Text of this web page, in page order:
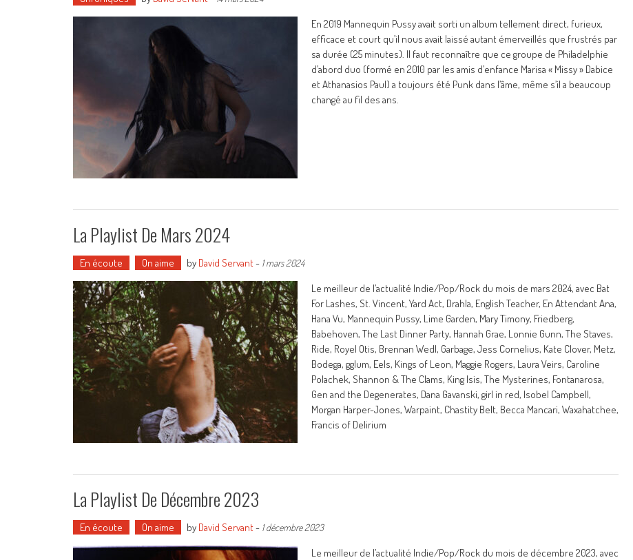
En 2019 Mannequin Pussy avait sorti un album tellement direct, furieux,
efficace et court qu’il nous avait laissé autant émerveillés que frustrés par
sa durée (25 minutes). Il faut reconnaître que ce groupe de Philadelphie
d’abord duo (formé en 2010 par les amis d’enfance Marisa « Missy » Dabice
et Athanasios Paul) a toujours été Punk dans l’âme, même s’il a beaucoup
changé au fil des ans.
La Playlist De Mars 2024
En écoute On aime by David Servant- 1 mars 2024
Le meilleur de l’actualité Indie/Pop/Rock du mois de mars 2024, avec Bat
For Lashes, St. Vincent, Yard Act, Drahla, English Teacher, En Attendant Ana,
Hana Vu, Mannequin Pussy, Lime Garden, Mary Timony, Friedberg,
Babehoven, The Last Dinner Party, Hannah Grae, Lonnie Gunn, The Staves,
Ride, Royel Otis, Brennan Wedl, Garbage, Jess Cornelius, Kate Clover, Metz,
Bodega, gglum, Eels, Kings of Leon, Maggie Rogers, Laura Veirs, Caroline
Polachek, Shannon & The Clams, King Isis, The Mysterines, Fontanarosa,
Gen and the Degenerates, Dana Gavanski, girl in red, Isobel Campbell,
Morgan Harper-Jones, Warpaint, Chastity Belt, Becca Mancari, Waxahatchee,
Francis of Delirium
La Playlist De Décembre 2023
En écoute On aime by David Servant- 1 décembre 2023
Le meilleur de l’actualité Indie/Pop/Rock du mois de décembre 2023, avec